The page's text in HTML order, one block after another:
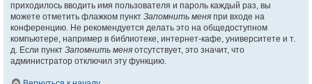
приходилось вводить имя пользователя и пароль каждый раз, вы
можете отметить флажком пункт Запомнить меня при входе на
конференцию. Не рекомендуется делать это на общедоступном
компьютере, например в библиотеке, интернет-кафе, университете и т.
д. Если пункт Запомнить меня отсутствует, это значит, что
администратор отключил эту функцию.